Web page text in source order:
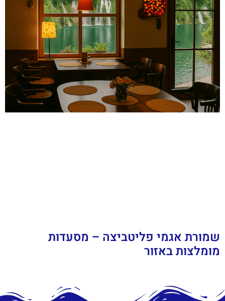
שמורת אגמי פליטביצה – מסעדות
מומלצות באזור